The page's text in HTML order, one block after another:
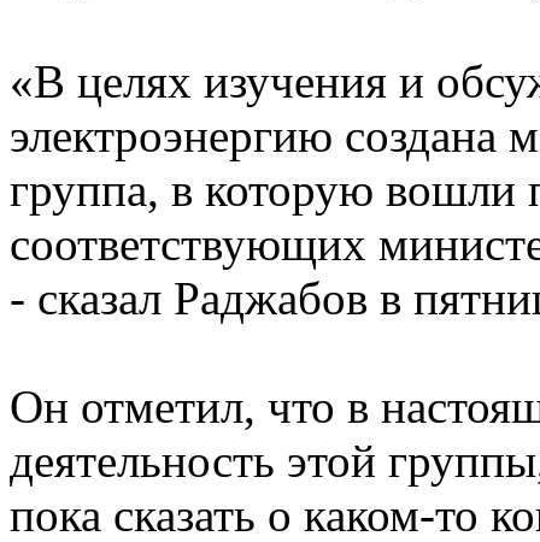
«В целях изучения и
электроэнергию создана
группа, в которую вошли
соответствующих
- сказал Раджабов в
Он отметил, что в
деятельность этой
пока сказать о каком-то